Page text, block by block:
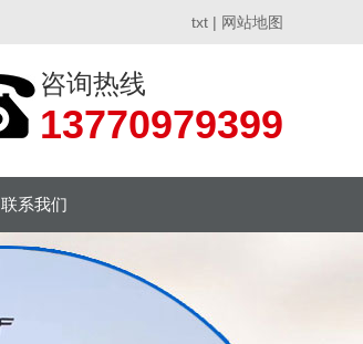
txt | 网站地图
咨询热线
13770979399
联系我们